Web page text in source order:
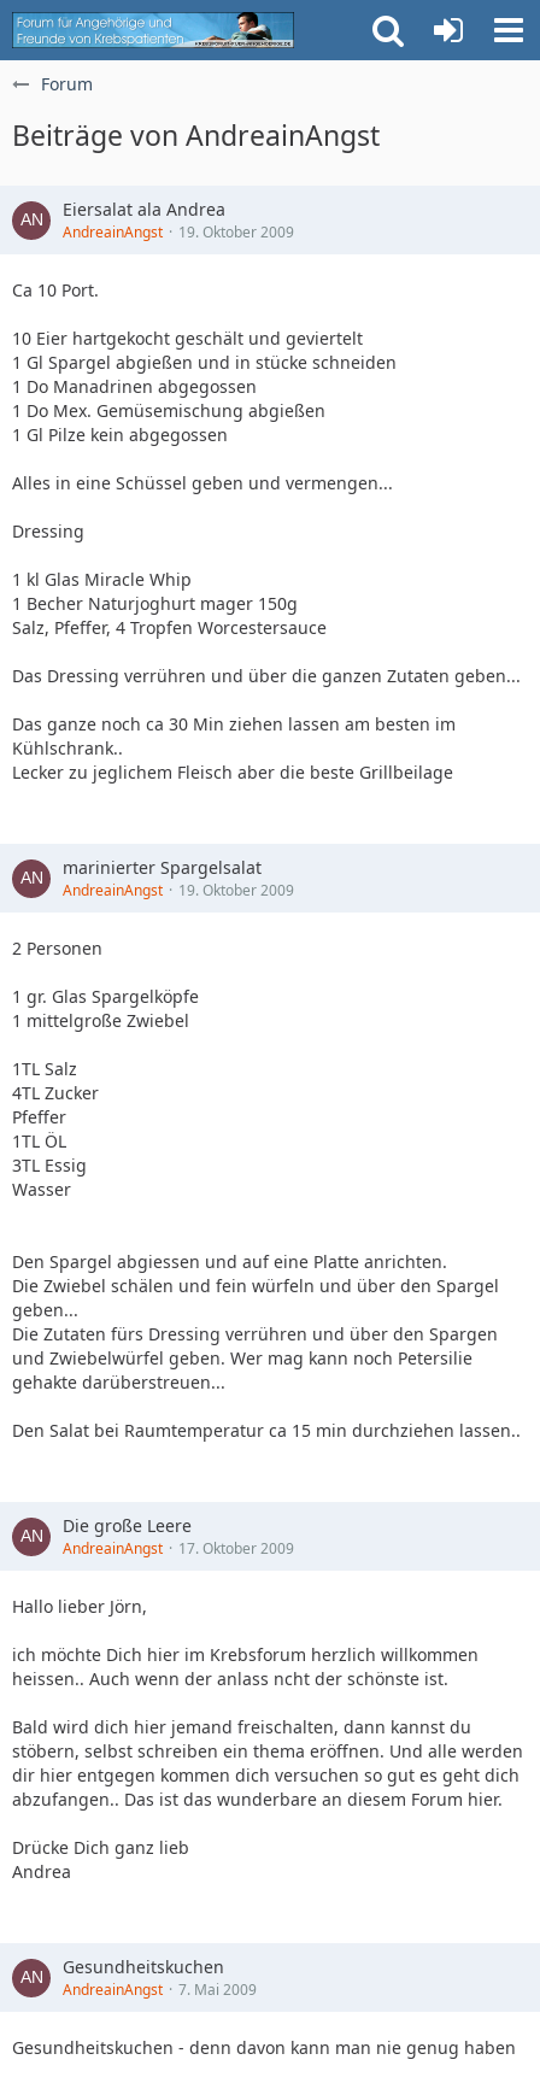
Forum
Beiträge von AndreainAngst
Eiersalat ala Andrea
AndreainAngst 19. Oktober 2009
Ca 10 Port.
10 Eier hartgekocht geschält und geviertelt
1 Gl Spargel abgießen und in stücke schneiden
1 Do Manadrinen abgegossen
1 Do Mex. Gemüsemischung abgießen
1 Gl Pilze kein abgegossen
Alles in eine Schüssel geben und vermengen...
Dressing
1 kl Glas Miracle Whip
1 Becher Naturjoghurt mager 150g
Salz, Pfeffer, 4 Tropfen Worcestersauce
Das Dressing verrühren und über die ganzen Zutaten geben...
Das ganze noch ca 30 Min ziehen lassen am besten im
Kühlschrank..
Lecker zu jeglichem Fleisch aber die beste Grillbeilage
marinierter Spargelsalat
AndreainAngst 19. Oktober 2009
2 Personen
1 gr. Glas Spargelköpfe
1 mittelgroße Zwiebel
1TL Salz
4TL Zucker
Pfeffer
1TL ÖL
3TL Essig
Wasser
Den Spargel abgiessen und auf eine Platte anrichten.
Die Zwiebel schälen und fein würfeln und über den Spargel
geben...
Die Zutaten fürs Dressing verrühren und über den Spargen
und Zwiebelwürfel geben. Wer mag kann noch Petersilie
gehakte darüberstreuen...
Den Salat bei Raumtemperatur ca 15 min durchziehen lassen..
Die große Leere
AndreainAngst 17. Oktober 2009
Hallo lieber Jörn,
ich möchte Dich hier im Krebsforum herzlich willkommen
heissen.. Auch wenn der anlass ncht der schönste ist.
Bald wird dich hier jemand freischalten, dann kannst du
stöbern, selbst schreiben ein thema eröffnen. Und alle werden
dir hier entgegen kommen dich versuchen so gut es geht dich
abzufangen.. Das ist das wunderbare an diesem Forum hier.
Drücke Dich ganz lieb
Andrea
Gesundheitskuchen
AndreainAngst 7. Mai 2009
Gesundheitskuchen - denn davon kann man nie genug haben